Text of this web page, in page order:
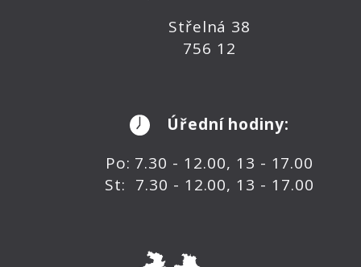
Střelná 38
756 12
Úřední hodiny:
Po: 7.30 - 12.00, 13 - 17.00
St: 7.30 - 12.00, 13 - 17.00